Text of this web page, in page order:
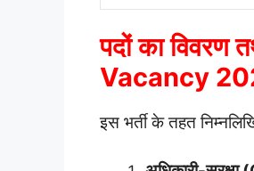
पदों का
Vacancy
इस भर्ती के तहत